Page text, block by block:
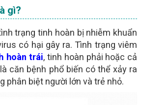
gì?
trạng tinh hoàn bị nhiễm khuẩn
có hại gây ra. Tình trạng viêm
hoàn trái, tinh hoàn phải hoặc cả
căn bệnh phổ biến có thể xảy ra
phân biệt người lớn và trẻ nhỏ.